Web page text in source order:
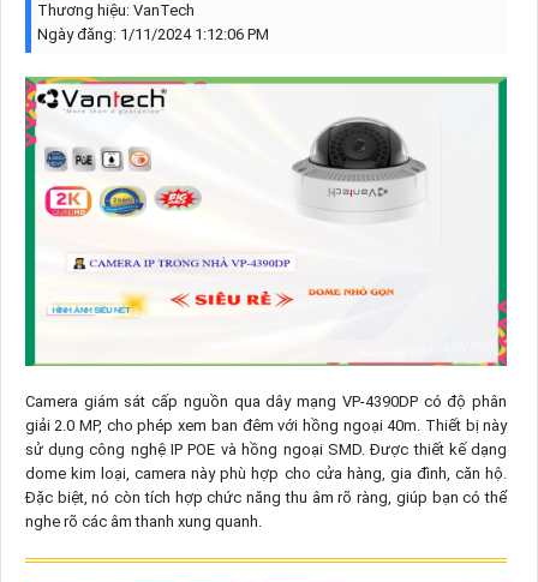
Thương hiệu: VanTech
Ngày đăng: 1/11/2024 1:12:06 PM
Camera giám sát cấp nguồn qua dây mạng VP-4390DP có độ phân
giải 2.0 MP, cho phép xem ban đêm với hồng ngoại 40m. Thiết bị này
sử dụng công nghệ IP POE và hồng ngoại SMD. Được thiết kế dạng
dome kim loại, camera này phù hợp cho cửa hàng, gia đình, căn hộ.
Đặc biệt, nó còn tích hợp chức năng thu âm rõ ràng, giúp bạn có thể
nghe rõ các âm thanh xung quanh.